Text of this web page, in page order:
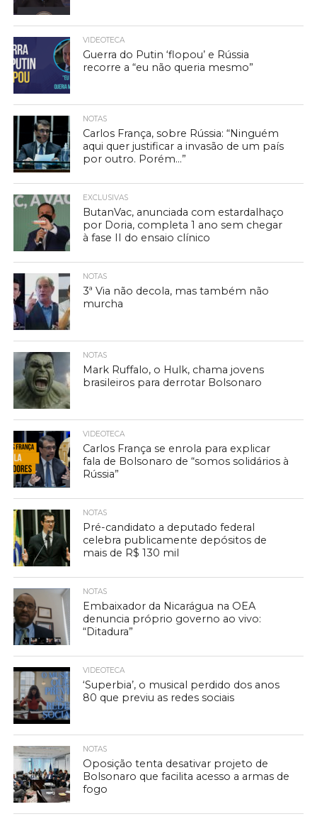
VIDEOTECA
Guerra do Putin ‘flopou’ e Rússia
recorre a “eu não queria mesmo”
NOTAS
Carlos França, sobre Rússia: “Ninguém
aqui quer justificar a invasão de um país
por outro. Porém…”
EXCLUSIVAS
ButanVac, anunciada com estardalhaço
por Doria, completa 1 ano sem chegar
à fase II do ensaio clínico
NOTAS
3ª Via não decola, mas também não
murcha
NOTAS
Mark Ruffalo, o Hulk, chama jovens
brasileiros para derrotar Bolsonaro
VIDEOTECA
Carlos França se enrola para explicar
fala de Bolsonaro de “somos solidários à
Rússia”
NOTAS
Pré-candidato a deputado federal
celebra publicamente depósitos de
mais de R$ 130 mil
NOTAS
Embaixador da Nicarágua na OEA
denuncia próprio governo ao vivo:
“Ditadura”
VIDEOTECA
‘Superbia’, o musical perdido dos anos
80 que previu as redes sociais
NOTAS
Oposição tenta desativar projeto de
Bolsonaro que facilita acesso a armas de
fogo